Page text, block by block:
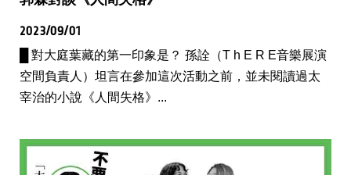
2023/09/01
█ 對大庭葉藏的第一印象是？ 孫詮（T h E R E音樂展演
空間負責人）坦言在參加這次活動之前，並未閱讀過太
宰治的小說《人間失格》...